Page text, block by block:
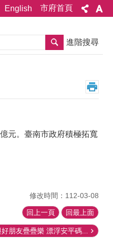
English 市府首頁
搜尋 進階搜尋
元。臺南市政府積極拓寬
修改時間：112-03-08
回上一頁 回最上面
朋友疊疊樂 漂浮安平碼...